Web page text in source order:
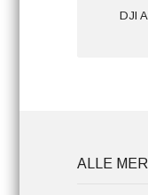
DJI
ALLE